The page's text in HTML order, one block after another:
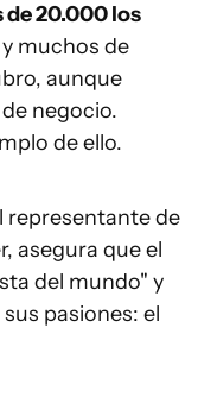
de 20.000 los
muchos de
aunque
negocio.
de ello.
representante de
asegura que el
del mundo" y
pasiones: el